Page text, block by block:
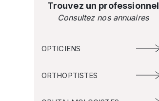
Trouvez un professionnel
Consultez nos annuaires
OPTICIENS
ORTHOPTISTES